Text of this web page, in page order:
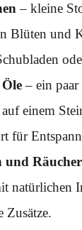
– kleine
Blüten und
– ein
einem
für
und
natürlichen
Zusätze.